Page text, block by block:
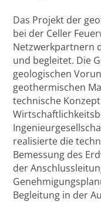
Das Projekt der
bei der Celler
Netzwerkpartnern
und begleitet. Die
geologischen
geothermischen
technische
realisierte die
Bemessung des
der
Begleitung in der